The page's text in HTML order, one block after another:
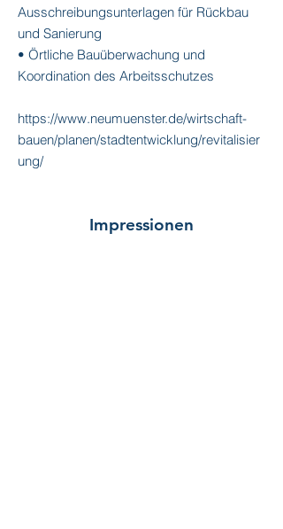
Ausschreibungsunterlagen für Rückbau
und Sanierung
• Örtliche Bauüberwachung und
Koordination des Arbeitsschutzes
https://www.neumuenster.de/wirtschaft-
bauen/planen/stadtentwicklung/revitalisier
ung/
Impressionen